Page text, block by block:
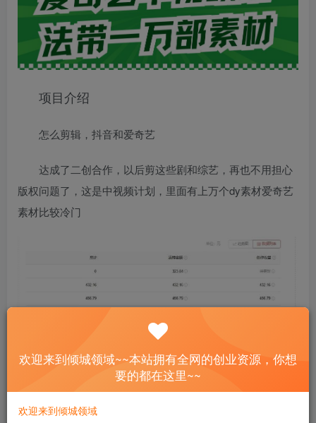
项目介绍
怎么剪辑，抖音和爱奇艺
达成了二创合作，以后剪这些剧和综艺，再也不用担心
版权问题了，这是中视频计划，里面有上万个dy素材爱奇艺
素材比较冷门
欢迎来到倾城领域~~本站拥有全网的创业资源，你想
要的都在这里~~
欢迎来到倾城领域